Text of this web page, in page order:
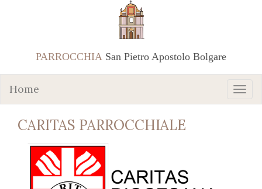
PARROCCHIA San Pietro Apostolo Bolgare
Home
CARITAS PARROCCHIALE